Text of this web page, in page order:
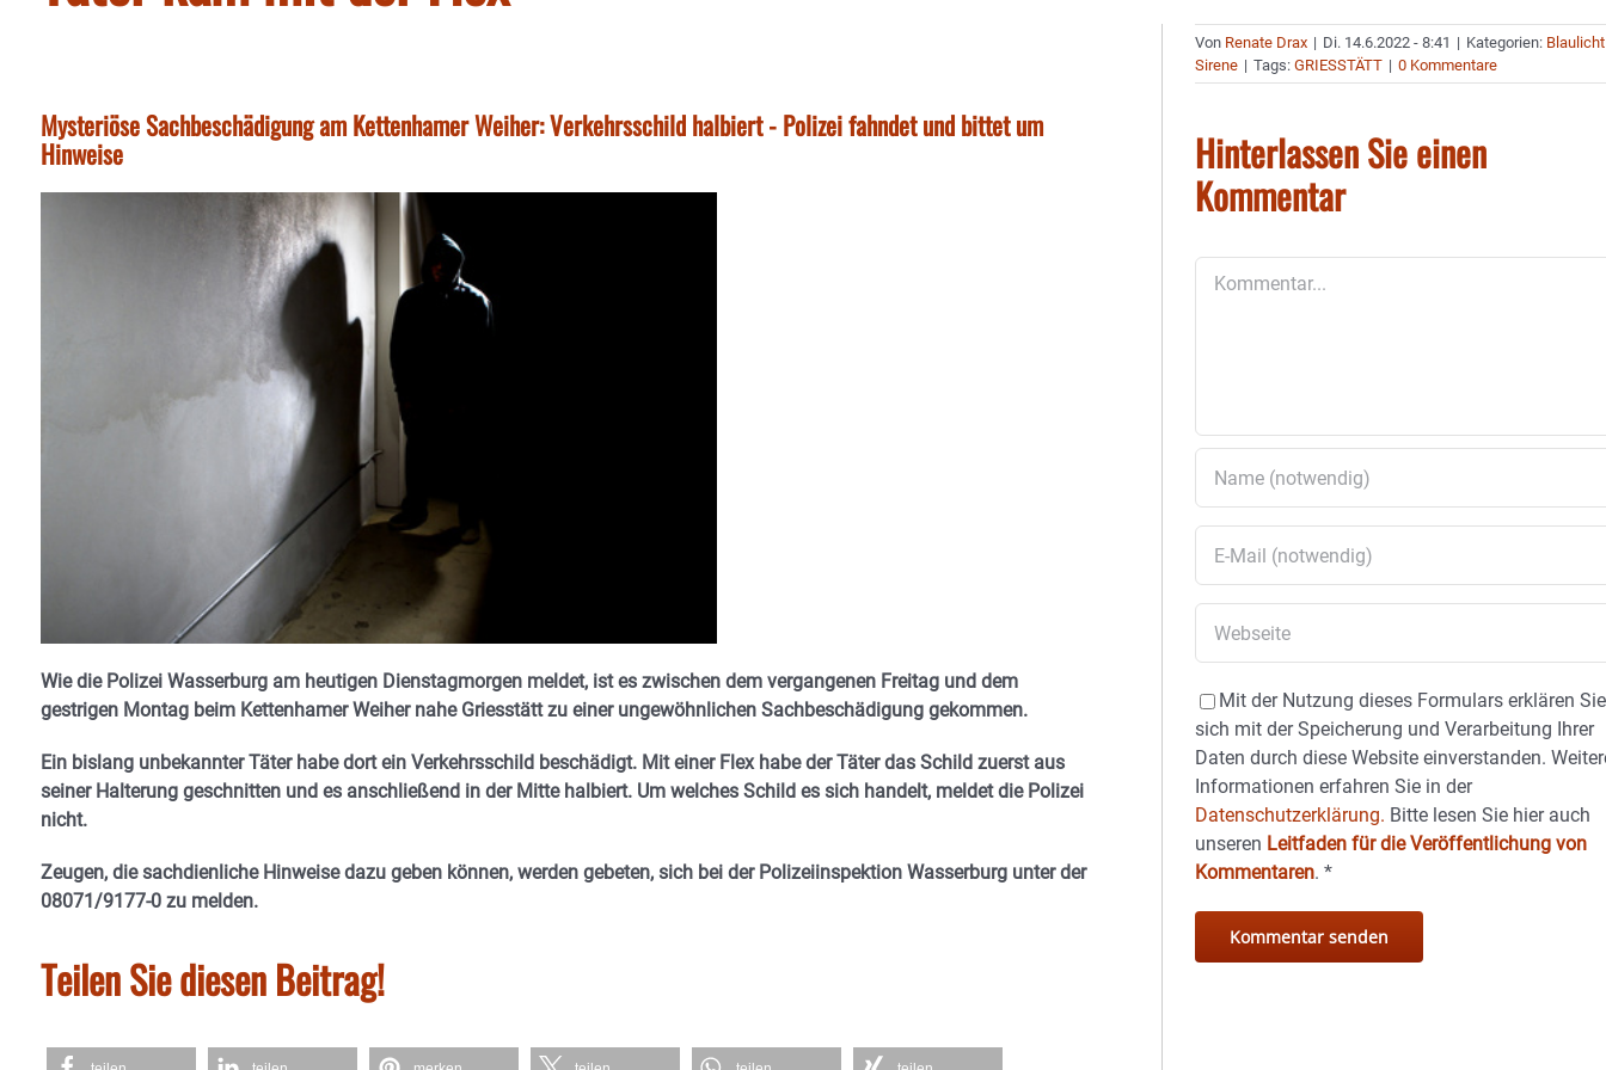
Mysteriöse Sachbeschädigung am Kettenhamer Weiher: Verkehrsschild halbiert - Polizei fahndet und bittet um
Hinweise
Wie die Polizei Wasserburg am heutigen Dienstagmorgen meldet, ist es zwischen dem vergangenen Freitag und dem
gestrigen Montag beim Kettenhamer Weiher nahe Griesstätt zu einer ungewöhnlichen Sachbeschädigung gekommen.
Ein bislang unbekannter Täter habe dort ein Verkehrsschild beschädigt. Mit einer Flex habe der Täter das Schild zuerst aus
seiner Halterung geschnitten und es anschließend in der Mitte halbiert. Um welches Schild es sich handelt, meldet die Polizei
nicht.
Zeugen, die sachdienliche Hinweise dazu geben können, werden gebeten, sich bei der Polizeiinspektion Wasserburg unter der
08071/9177-0 zu melden.
Teilen Sie diesen Beitrag!
Von Renate Drax | Di. 14.6.2022 - 8:41 | Kategorien:
Sirene | Tags:GRIESSTÄTT | 0 Kommentare
Hinterlassen Sie einen
Kommentar
Mit der Nutzung dieses Formulars erklären Sie
sich mit der Speicherung und Verarbeitung Ihrer
Daten durch diese Website einverstanden.
Informationen erfahren Sie in der
Datenschutzerklärung. Bitte lesen Sie hier auch
unseren Leitfaden für die Veröffentlichung von
Kommentaren.*